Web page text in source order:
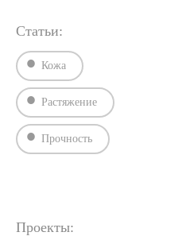
Статьи:
Кожа
Растяжение
Прочность
Проекты: